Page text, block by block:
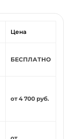
Цена
БЕСПЛАТНО
от 4 700 руб.